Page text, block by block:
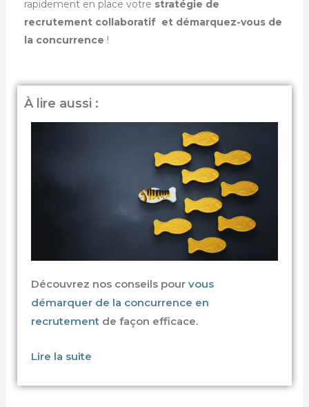
rapidement en place votre stratégie de
recrutement collaboratif et démarquez-vous de
la concurrence !
À lire aussi :
Découvrez nos conseils pourvous
démarquer de la concurrence en
recrutement de façon efficace.
Lire la suite